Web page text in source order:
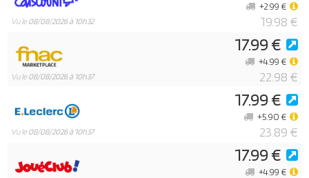
Vu le08/08/2026 à 10h32 19.98 €
+2.99 €
Vu le08/08/2026 à 10h37
17.99 €
22.98 €
+4.99 €
Vu le08/08/2026 à 10h37
17.99 €
23.89 €
+5.90 €
17.99 €
+4.99 €